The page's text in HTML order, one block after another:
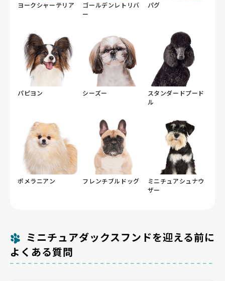
ヨークシャーテリア
ゴールデンレトリバ
ー
パグ
パピヨン シーズー
スタンダードプード
ル
ポメラニアン フレンチブルドッグ
ミニチュアシュナウ
ザー
ミニチュアダックスフンドを迎える前に
よくある質問